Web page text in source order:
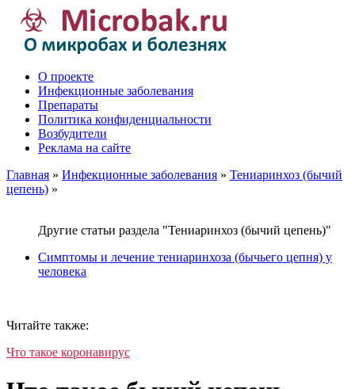
О проекте
Инфекционные заболевания
Препараты
Политика конфиденциальности
Возбудители
Реклама на сайте
Главная » Инфекционные заболевания » Тениаринхоз (бычий
цепень) »
Другие статьи раздела "Тениаринхоз (бычий цепень)"
Симптомы и лечение тениаринхоза (бычьего цепня) у
человека
Читайте также:
Что такое коронавирус